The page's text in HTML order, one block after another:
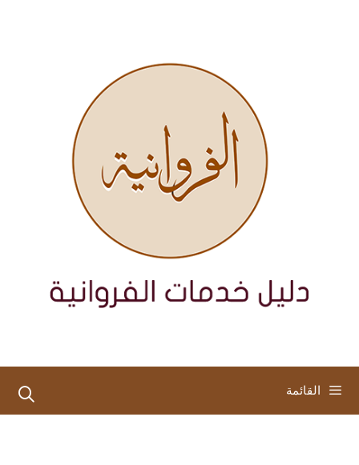
القائمة